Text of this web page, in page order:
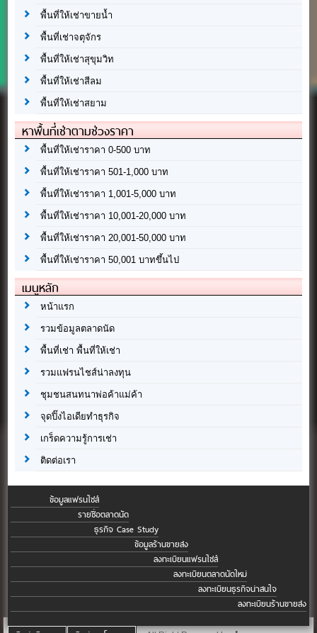
พื้นที่ให้เช่าขายน้ำ
พื้นที่เช่าจตุจักร
พื้นที่ให้เช่าสุขุมวิท
พื้นที่ให้เช่าสีลม
พื้นที่ให้เช่าสยาม
หาพื้นที่เช่าตามช่วงราคา
พื้นที่ให้เช่าราคา 0-500 บาท
พื้นที่ให้เช่าราคา 501-1,000 บาท
พื้นที่ให้เช่าราคา 1,001-5,000 บาท
พื้นที่ให้เช่าราคา 10,001-20,000 บาท
พื้นที่ให้เช่าราคา 20,001-50,000 บาท
พื้นที่ให้เช่าราคา 50,001 บาทขึ้นไป
เมนูหลัก
หน้าแรก
รวมข้อมูลตลาดนัด
พื้นที่เช่า พื้นที่ให้เช่า
รวมแฟรนไชส์น่าลงทุน
ชุมชนสนทนาพ่อค้าแม่ค้า
จุดปิ๊งไอเดียทำธุรกิจ
เกร็ดความรู้การเช่า
ติดต่อเรา
ข้อมูลแฟรนไชส์
รายชื่อตลาดนัด
ธุรกิจ Case Study
ข้อมูลร้านขายส่ง
ลงทะเบียนแฟรนไชส์
ลงทะเบียนตลาดนัดใหม่
ลงทะเบียนธุรกิจน่าสนใจ
ลงทะเบียนร้านขายส่ง